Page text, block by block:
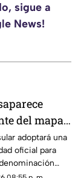
sigue a
News!
del mapa:
país cambia
adoptará una
oficial para